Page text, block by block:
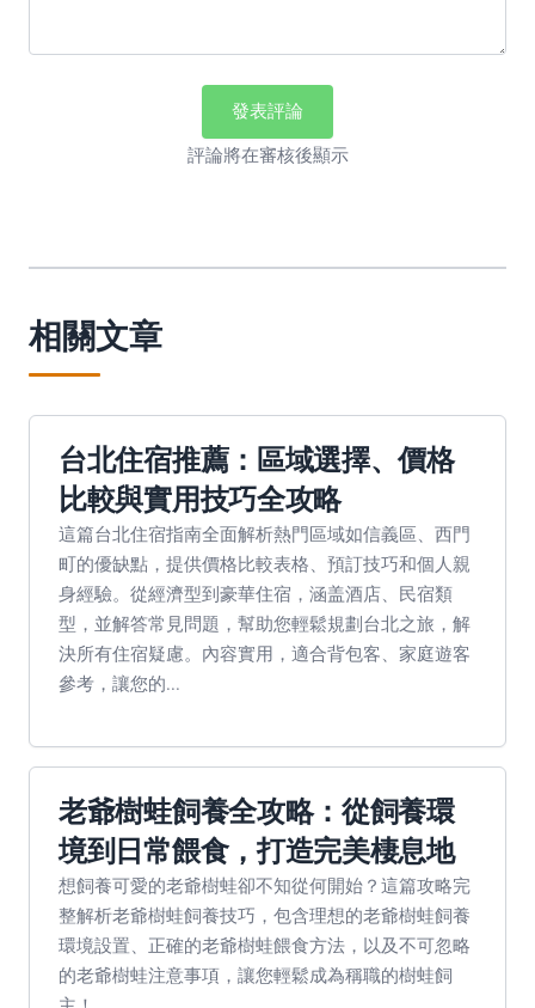
發表評論
評論將在審核後顯示
相關文章
台北住宿推薦：區域選擇、價格
比較與實用技巧全攻略
這篇台北住宿指南全面解析熱門區域如信義區、西門
町的優缺點，提供價格比較表格、預訂技巧和個人親
身經驗。從經濟型到豪華住宿，涵盖酒店、民宿類
型，並解答常見問題，幫助您輕鬆規劃台北之旅，解
決所有住宿疑慮。內容實用，適合背包客、家庭遊客
參考，讓您的...
老爺樹蛙飼養全攻略：從飼養環
境到日常餵食，打造完美棲息地
想飼養可愛的老爺樹蛙卻不知從何開始？這篇攻略完
整解析老爺樹蛙飼養技巧，包含理想的老爺樹蛙飼養
環境設置、正確的老爺樹蛙餵食方法，以及不可忽略
的老爺樹蛙注意事項，讓您輕鬆成為稱職的樹蛙飼